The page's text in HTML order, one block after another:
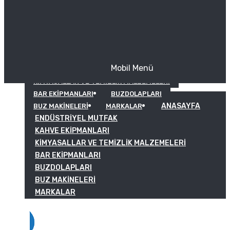
KIMYASALLAR VE TEMIZLIK MALZEMELERI
BAR EKIPMANLARI
BUZDOLAPLARI
BUZ MAKINELERI
MARKALAR
Mobil Menü
ANASAYFA
ENDÜSTRIYEL MUTFAK
KAHVE EKIPMANLARI
KIMYASALLAR VE TEMIZLIK MALZEMELERI
BAR EKIPMANLARI
BUZDOLAPLARI
BUZ MAKINELERI
MARKALAR